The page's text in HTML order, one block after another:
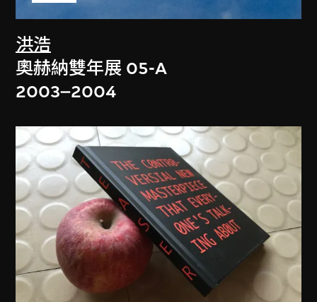
洪浩
奧赫納雙年展 05-A
2003–2004